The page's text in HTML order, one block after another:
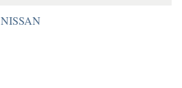
NISSAN